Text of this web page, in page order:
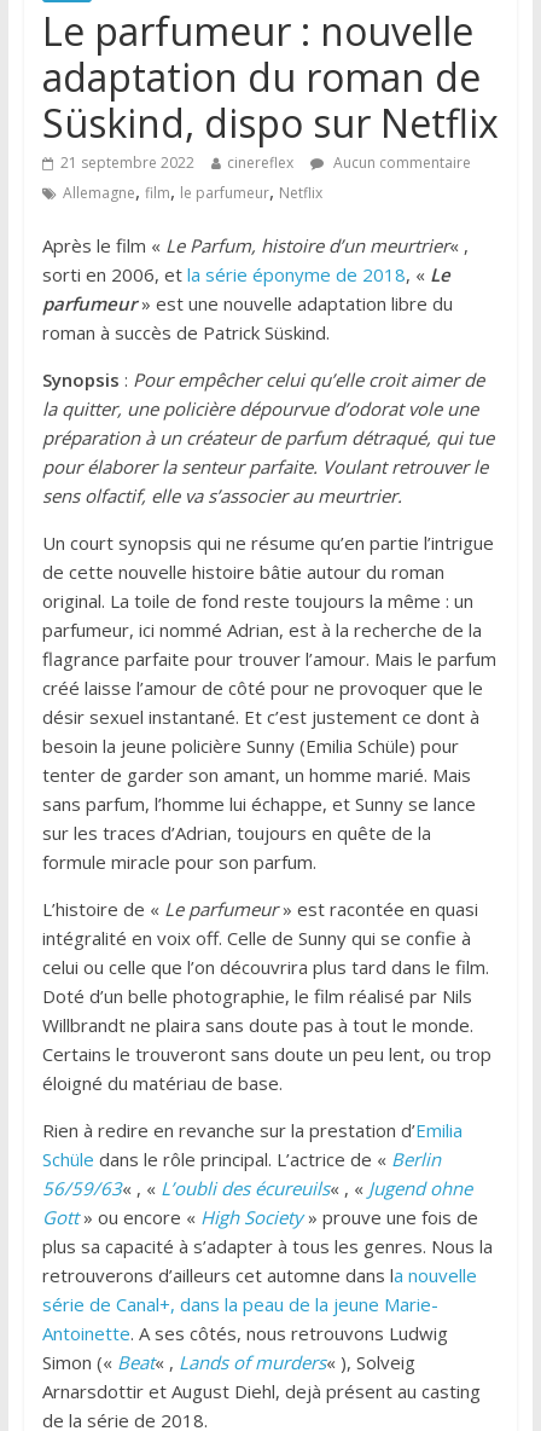
Le parfumeur : nouvelle
adaptation du roman de
Süskind, dispo sur Netflix
21 septembre 2022 cinereflex
Aucun commentaire
Allemagne, film, le parfumeur, Netflix
Après le film « Le Parfum, histoire d’un meurtrier« ,
sorti en 2006, et la série éponyme de 2018, « Le
parfumeur» est une nouvelle adaptation libre du
roman à succès de Patrick Süskind.
Synopsis : Pour empêcher celui qu’elle croit aimer de
la quitter, une policière dépourvue d’odorat vole une
préparation à un créateur de parfum détraqué, qui tue
pour élaborer la senteur parfaite. Voulant retrouver le
sens olfactif, elle va s’associer au meurtrier.
Un court synopsis qui ne résume qu’en partie l’intrigue
de cette nouvelle histoire bâtie autour du roman
original. La toile de fond reste toujours la même : un
parfumeur, ici nommé Adrian, est à la recherche de la
flagrance parfaite pour trouver l’amour. Mais le parfum
créé laisse l’amour de côté pour ne provoquer que le
désir sexuel instantané. Et c’est justement ce dont à
besoin la jeune policière Sunny (Emilia Schüle) pour
tenter de garder son amant, un homme marié. Mais
sans parfum, l’homme lui échappe, et Sunny se lance
sur les traces d’Adrian, toujours en quête de la
formule miracle pour son parfum.
L’histoire de « Le parfumeur» est racontée en quasi
intégralité en voix off. Celle de Sunny qui se confie à
celui ou celle que l’on découvrira plus tard dans le film.
Doté d’un belle photographie, le film réalisé par Nils
Willbrandt ne plaira sans doute pas à tout le monde.
Certains le trouveront sans doute un peu lent, ou trop
éloigné du matériau de base.
Rien à redire en revanche sur la prestation d’Emilia
Schüle dans le rôle principal. L’actrice de « Berlin
56/59/63« , « L’oubli des écureuils« , « Jugend ohne
Gott» ou encore « High Society» prouve une fois de
plus sa capacité à s’adapter à tous les genres. Nous la
retrouverons d’ailleurs cet automne dans la nouvelle
série de Canal+, dans la peau de la jeune Marie-
Antoinette. A ses côtés, nous retrouvons Ludwig
Simon (« Beat« , Lands of murders« ), Solveig
Arnarsdottir et August Diehl, dejà présent au casting
de la série de 2018.